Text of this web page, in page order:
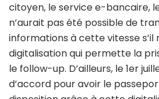
citoyen, le service e-bancaire,
n’aurait pas été possible de
informations à cette vitesse s’il
digitalisation qui permette la
le follow-up. D’ailleurs, le 1er
d’accord pour avoir le